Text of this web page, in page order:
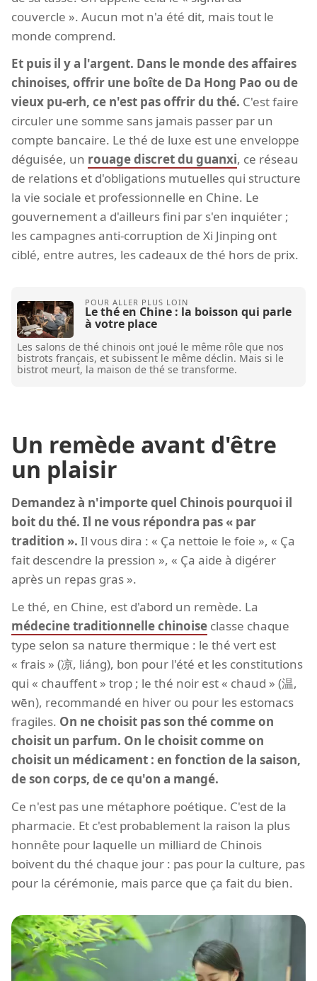
couvercle ». Aucun mot n'a été dit, mais tout le
monde comprend.
Et puis il y a l'argent. Dans le monde des affaires
chinoises, offrir une boîte de Da Hong Pao ou de
vieux pu-erh, ce n'est pas offrir du thé. C'est faire
circuler une somme sans jamais passer par un
compte bancaire. Le thé de luxe est une enveloppe
déguisée, un rouage discret du guanxi, ce réseau
de relations et d'obligations mutuelles qui structure
la vie sociale et professionnelle en Chine. Le
gouvernement a d'ailleurs fini par s'en inquiéter ;
les campagnes anti-corruption de Xi Jinping ont
ciblé, entre autres, les cadeaux de thé hors de prix.
Le thé en Chine : la boisson qui parle
à votre place
Les salons de thé chinois ont joué le même rôle que nos
bistrots français, et subissent le même déclin. Mais si le
bistrot meurt, la maison de thé se transforme.
Un remède avant d'être
un plaisir
Demandez à n'importe quel Chinois pourquoi il
boit du thé. Il ne vous répondra pas « par
tradition ». Il vous dira : « Ça nettoie le foie », « Ça
fait descendre la pression », « Ça aide à digérer
après un repas gras ».
Le thé, en Chine, est d'abord un remède. La
médecine traditionnelle chinoise classe chaque
type selon sa nature thermique : le thé vert est
« frais » (凉, liáng), bon pour l'été et les constitutions
qui « chauffent » trop ; le thé noir est « chaud » (温,
wēn), recommandé en hiver ou pour les estomacs
fragiles. On ne choisit pas son thé comme on
choisit un parfum. On le choisit comme on
choisit un médicament : en fonction de la saison,
de son corps, de ce qu'on a mangé.
Ce n'est pas une métaphore poétique. C'est de la
pharmacie. Et c'est probablement la raison la plus
honnête pour laquelle un milliard de Chinois
boivent du thé chaque jour : pas pour la culture, pas
pour la cérémonie, mais parce que ça fait du bien.